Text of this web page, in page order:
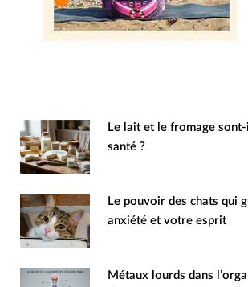
Le lait et le fromage
santé ?
Le pouvoir des chats qui
anxiété et votre esprit
Métaux lourds dans